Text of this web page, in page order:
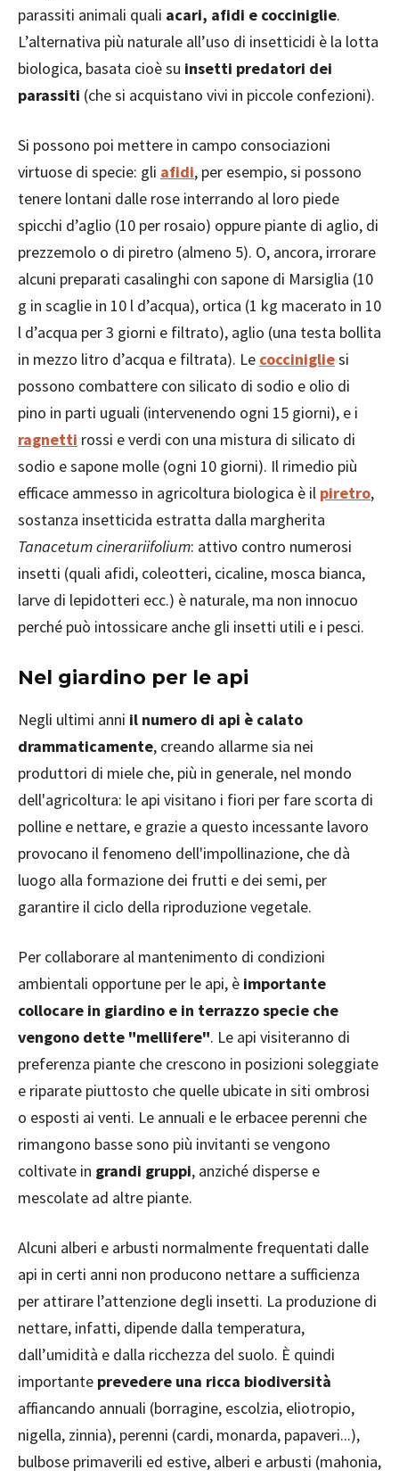
parassiti animali quali acari, afidi e cocciniglie.
L’alternativa più naturale all’uso di insetticidi è la lotta
biologica, basata cioè su insetti predatori dei
parassiti (che si acquistano vivi in piccole confezioni).
Si possono poi mettere in campo consociazioni
virtuose di specie: gli afidi, per esempio, si possono
tenere lontani dalle rose interrando al loro piede
spicchi d’aglio (10 per rosaio) oppure piante di aglio, di
prezzemolo o di piretro (almeno 5). O, ancora, irrorare
alcuni preparati casalinghi con sapone di Marsiglia (10
g in scaglie in 10 l d’acqua), ortica (1 kg macerato in 10
l d’acqua per 3 giorni e filtrato), aglio (una testa bollita
in mezzo litro d’acqua e filtrata). Le coccinigliesi
possono combattere con silicato di sodio e olio di
pino in parti uguali (intervenendo ogni 15 giorni), e i
ragnetti rossi e verdi con una mistura di silicato di
sodio e sapone molle (ogni 10 giorni). Il rimedio più
efficace ammesso in agricoltura biologica è il piretro,
sostanza insetticida estratta dalla margherita
Tanacetum cinerariifolium: attivo contro numerosi
insetti (quali afidi, coleotteri, cicaline, mosca bianca,
larve di lepidotteri ecc.) è naturale, ma non innocuo
perché può intossicare anche gli insetti utili e i pesci.
Nel giardino per le api
Negli ultimi anni il numero di api è calato
drammaticamente, creando allarme sia nei
produttori di miele che, più in generale, nel mondo
dell'agricoltura: le api visitano i fiori per fare scorta di
polline e nettare, e grazie a questo incessante lavoro
provocano il fenomeno dell'impollinazione, che dà
luogo alla formazione dei frutti e dei semi, per
garantire il ciclo della riproduzione vegetale.
Per collaborare al mantenimento di condizioni
ambientali opportune per le api, è importante
collocare in giardino e in terrazzo specie che
vengono dette "mellifere". Le api visiteranno di
preferenza piante che crescono in posizioni soleggiate
e riparate piuttosto che quelle ubicate in siti ombrosi
o esposti ai venti. Le annuali e le erbacee perenni che
rimangono basse sono più invitanti se vengono
coltivate in grandi gruppi, anziché disperse e
mescolate ad altre piante.
Alcuni alberi e arbusti normalmente frequentati dalle
api in certi anni non producono nettare a sufficienza
per attirare l’attenzione degli insetti. La produzione di
nettare, infatti, dipende dalla temperatura,
dall’umidità e dalla ricchezza del suolo. È quindi
importante prevedere una ricca biodiversità
affiancando annuali (borragine, escolzia, eliotropio,
nigella, zinnia), perenni (cardi, monarda, papaveri...),
bulbose primaverili ed estive, alberi e arbusti (mahonia,